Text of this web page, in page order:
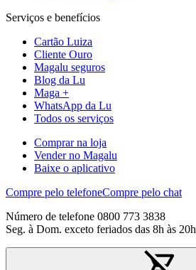
Serviços e benefícios
Cartão Luiza
Cliente Ouro
Magalu seguros
Blog da Lu
Maga +
WhatsApp da Lu
Todos os serviços
Comprar na loja
Vender no Magalu
Baixe o aplicativo
Compre pelo telefoneCompre pelo chat
Número de telefone 0800 773 3838
Seg. à Dom. exceto feriados das 8h às 20h